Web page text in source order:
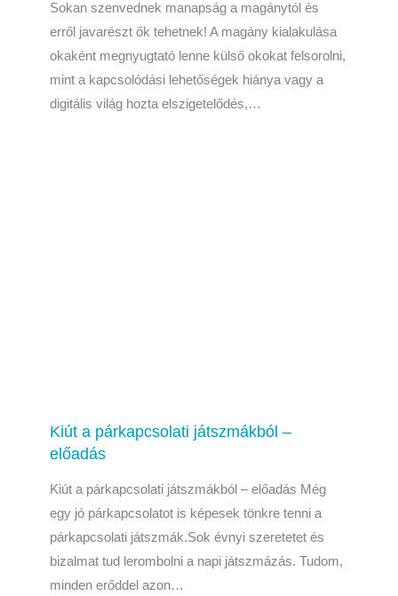
Sokan szenvednek manapság a magánytól és
erről javarészt ők tehetnek! A magány kialakulása
okaként megnyugtató lenne külső okokat felsorolni,
mint a kapcsolódási lehetőségek hiánya vagy a
digitális világ hozta elszigetelődés,…
Kiút a párkapcsolati játszmákból –
előadás
Kiút a párkapcsolati játszmákból – előadás Még
egy jó párkapcsolatot is képesek tönkre tenni a
párkapcsolati játszmák.Sok évnyi szeretetet és
bizalmat tud lerombolni a napi játszmázás. Tudom,
minden erőddel azon…